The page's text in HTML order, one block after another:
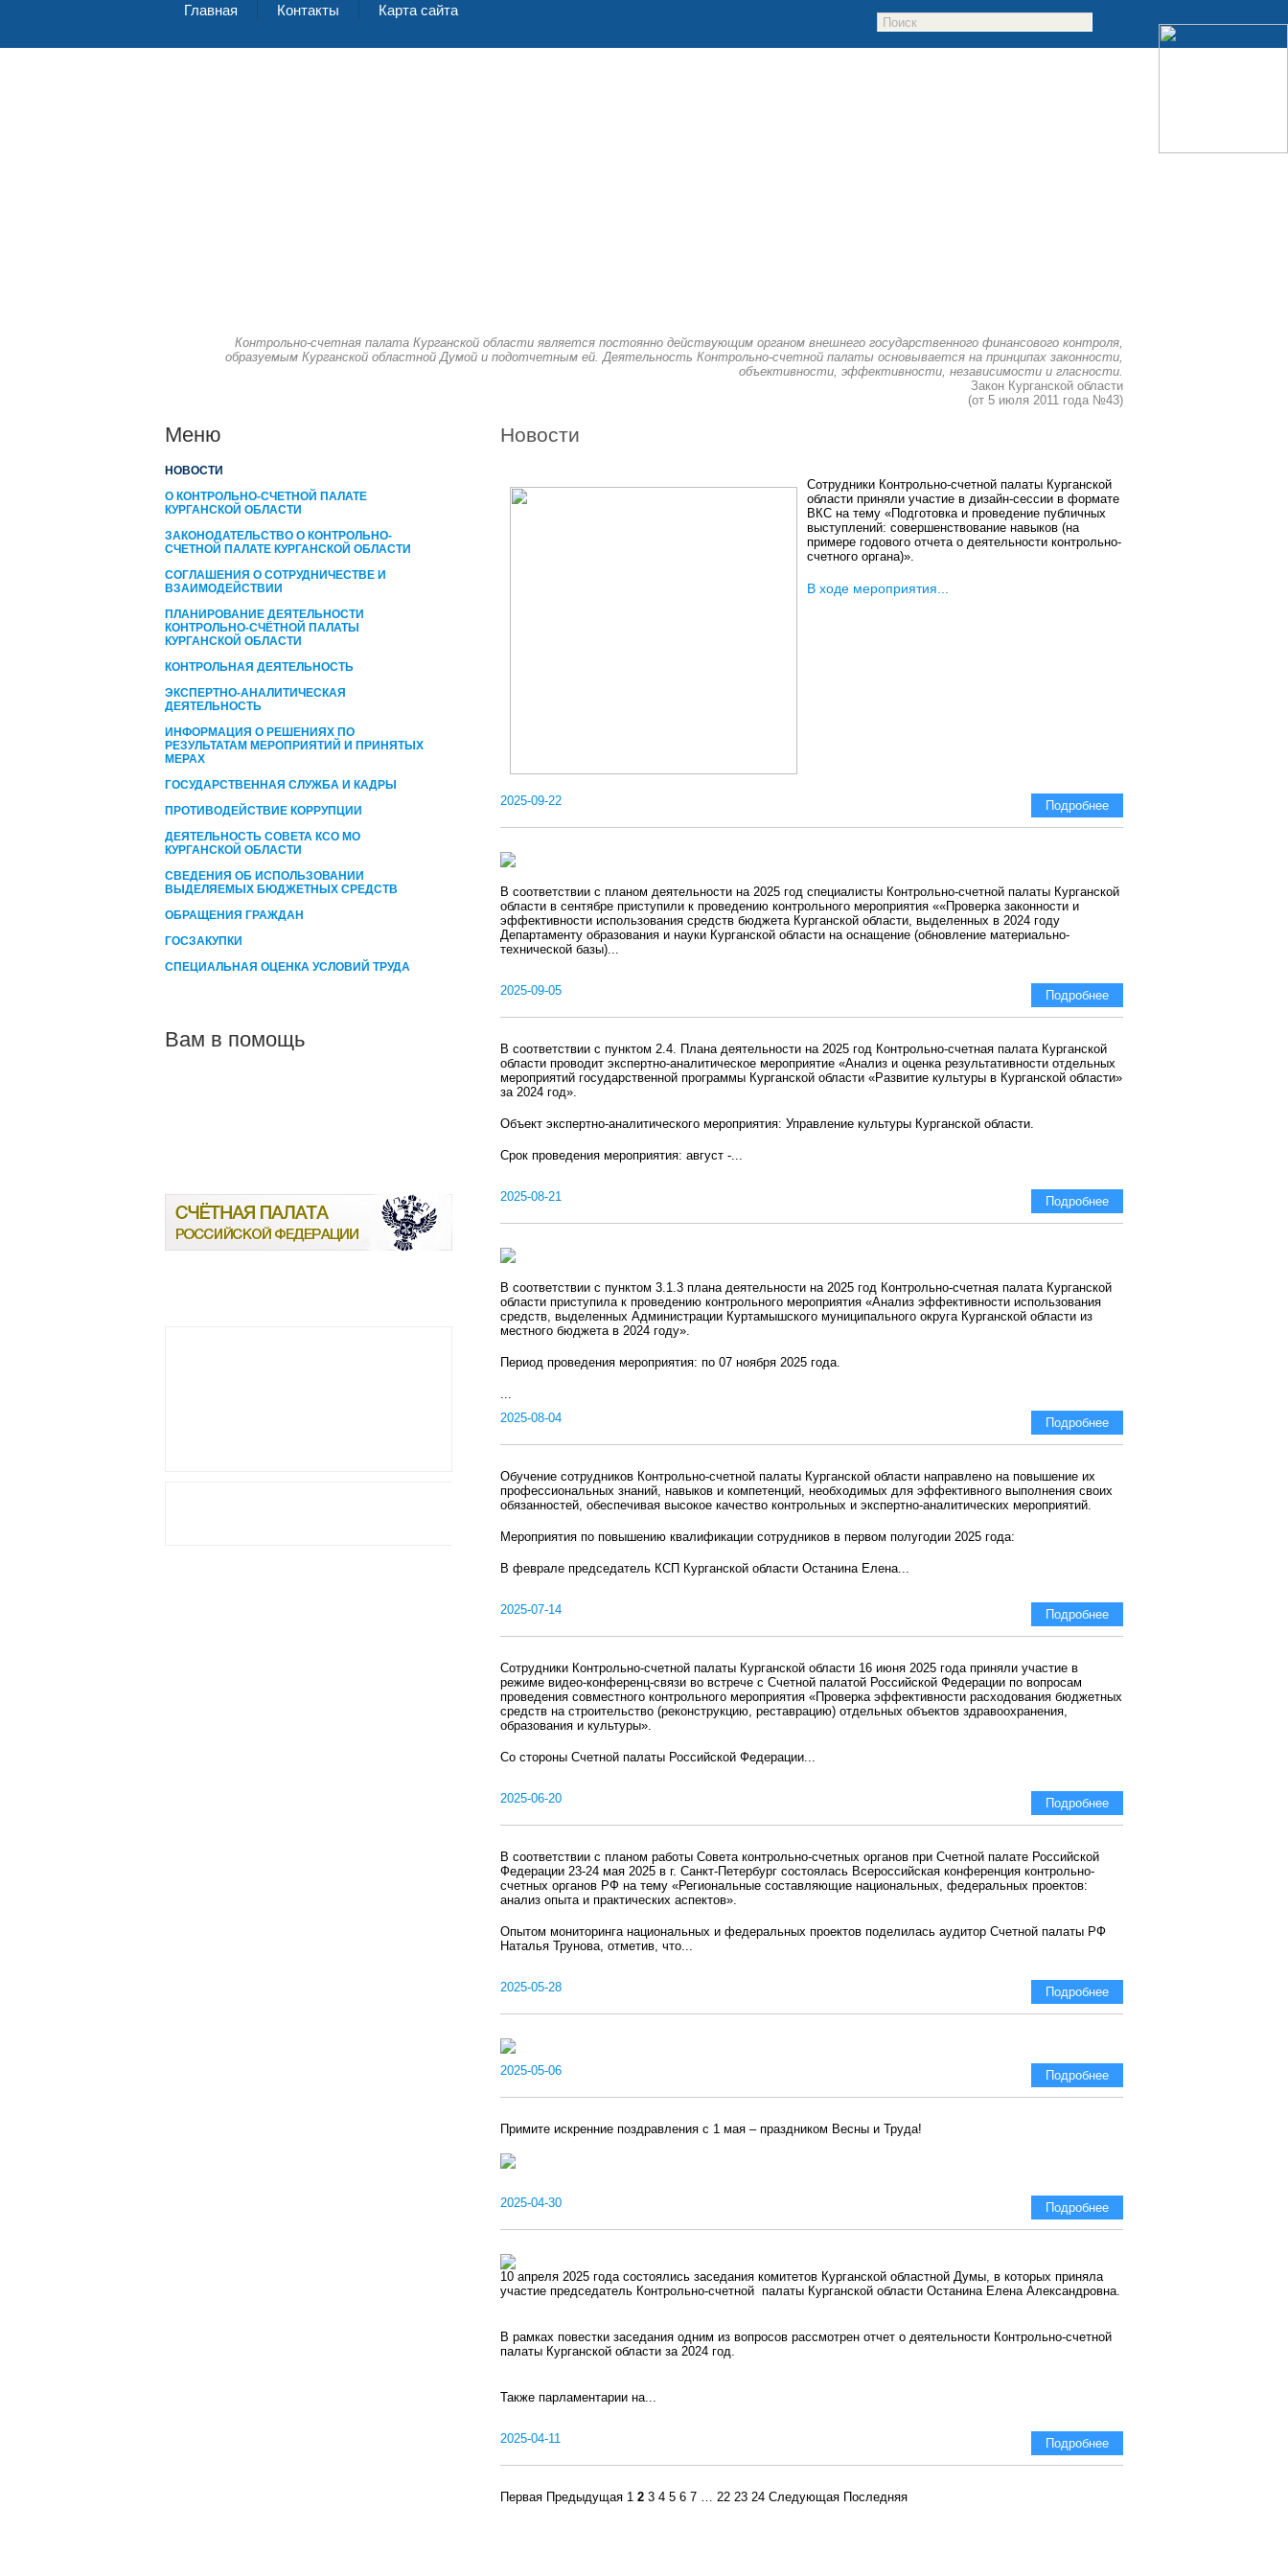
Главная Контакты Карта сайта
Контрольно-счетная палата Курганской области является постоянно действующим органом внешнего государственного финансового контроля,
образуемым Курганской областной Думой и подотчетным ей. Деятельность Контрольно-счетной палаты основывается на принципах законности,
объективности, эффективности, независимости и гласности.
Закон Курганской области
(от 5 июля 2011 года №43)
Меню
НОВОСТИ
О КОНТРОЛЬНО-СЧЕТНОЙ ПАЛАТЕ
КУРГАНСКОЙ ОБЛАСТИ
ЗАКОНОДАТЕЛЬСТВО О КОНТРОЛЬНО-
СЧЕТНОЙ ПАЛАТЕ КУРГАНСКОЙ ОБЛАСТИ
СОГЛАШЕНИЯ О СОТРУДНИЧЕСТВЕ И
ВЗАИМОДЕЙСТВИИ
ПЛАНИРОВАНИЕ ДЕЯТЕЛЬНОСТИ
КОНТРОЛЬНО-СЧЁТНОЙ ПАЛАТЫ
КУРГАНCКОЙ ОБЛАСТИ
КОНТРОЛЬНАЯ ДЕЯТЕЛЬНОСТЬ
ЭКСПЕРТНО-АНАЛИТИЧЕСКАЯ
ДЕЯТЕЛЬНОСТЬ
ИНФОРМАЦИЯ О РЕШЕНИЯХ ПО
РЕЗУЛЬТАТАМ МЕРОПРИЯТИЙ И ПРИНЯТЫХ
МЕРАХ
ГОСУДАРСТВЕННАЯ СЛУЖБА И КАДРЫ
ПРОТИВОДЕЙСТВИЕ КОРРУПЦИИ
ДЕЯТЕЛЬНОСТЬ СОВЕТА КСО МО
КУРГАНСКОЙ ОБЛАСТИ
СВЕДЕНИЯ ОБ ИСПОЛЬЗОВАНИИ
ВЫДЕЛЯЕМЫХ БЮДЖЕТНЫХ СРЕДСТВ
ОБРАЩЕНИЯ ГРАЖДАН
ГОСЗАКУПКИ
СПЕЦИАЛЬНАЯ ОЦЕНКА УСЛОВИЙ ТРУДА
Вам в помощь
Новости
Сотрудники Контрольно-счетной палаты Курганской
области приняли участие в дизайн-сессии в формате
ВКС на тему «Подготовка и проведение публичных
выступлений: совершенствование навыков (на
примере годового отчета о деятельности контрольно-
счетного органа)».
В ходе мероприятия...
2025-09-22 Подробнее
В соответствии с планом деятельности на 2025 год специалисты Контрольно-счетной палаты Курганской
области в сентябре приступили к проведению контрольного мероприятия ««Проверка законности и
эффективности использования средств бюджета Курганской области, выделенных в 2024 году
Департаменту образования и науки Курганской области на оснащение (обновление материально-
технической базы)...
2025-09-05 Подробнее
В соответствии с пунктом 2.4. Плана деятельности на 2025 год Контрольно-счетная палата Курганской
области проводит экспертно-аналитическое мероприятие «Анализ и оценка результативности отдельных
мероприятий государственной программы Курганской области «Развитие культуры в Курганской области»
за 2024 год».
Объект экспертно-аналитического мероприятия: Управление культуры Курганской области.
Срок проведения мероприятия: август -...
2025-08-21 Подробнее
В соответствии с пунктом 3.1.3 плана деятельности на 2025 год Контрольно-счетная палата Курганской
области приступила к проведению контрольного мероприятия «Анализ эффективности использования
средств, выделенных Администрации Куртамышского муниципального округа Курганской области из
местного бюджета в 2024 году».
Период проведения мероприятия: по 07 ноября 2025 года.
...
2025-08-04
Подробнее
Обучение сотрудников Контрольно-счетной палаты Курганской области направлено на повышение их
профессиональных знаний, навыков и компетенций, необходимых для эффективного выполнения своих
обязанностей, обеспечивая высокое качество контрольных и экспертно-аналитических мероприятий.
Мероприятия по повышению квалификации сотрудников в первом полугодии 2025 года:
В феврале председатель КСП Курганской области Останина Елена...
2025-07-14 Подробнее
Сотрудники Контрольно-счетной палаты Курганской области 16 июня 2025 года приняли участие в
режиме видео-конференц-связи во встрече с Счетной палатой Российской Федерации по вопросам
проведения совместного контрольного мероприятия «Проверка эффективности расходования бюджетных
средств на строительство (реконструкцию, реставрацию) отдельных объектов здравоохранения,
образования и культуры».
Со стороны Счетной палаты Российской Федерации...
2025-06-20 Подробнее
В соответствии с планом работы Совета контрольно-счетных органов при Счетной палате Российской
Федерации 23-24 мая 2025 в г. Санкт-Петербург состоялась Всероссийская конференция контрольно-
счетных органов РФ на тему «Региональные составляющие национальных, федеральных проектов:
анализ опыта и практических аспектов».
Опытом мониторинга национальных и федеральных проектов поделилась аудитор Счетной палаты РФ
Наталья Трунова, отметив, что...
2025-05-28 Подробнее
2025-05-06 Подробнее
Примите искренние поздравления с 1 мая – праздником Весны и Труда!
2025-04-30 Подробнее
10 апреля 2025 года состоялись заседания комитетов Курганской областной Думы, в которых приняла
участие председатель Контрольно-счетной палаты Курганской области Останина Елена Александровна.
В рамках повестки заседания одним из вопросов рассмотрен отчет о деятельности Контрольно-счетной
палаты Курганской области за 2024 год.
Также парламентарии на...
2025-04-11 Подробнее
Первая Предыдущая 1 2 3 4 5 6 7 … 22 23 24 Следующая Последняя